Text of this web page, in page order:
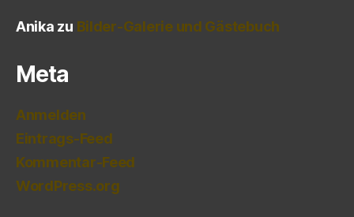
Anika zu Bilder-Galerie und Gästebuch
Meta
Anmelden
Eintrags-Feed
Kommentar-Feed
WordPress.org